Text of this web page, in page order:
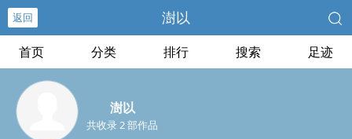
返回 澍以
首页 分类 排行 搜索 足迹
澍以
共收录 2 部作品